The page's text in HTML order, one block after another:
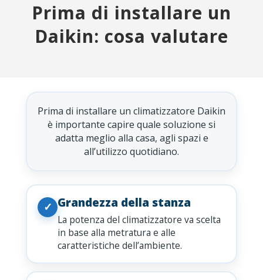
Prima di installare un
Daikin: cosa valutare
Prima di installare un climatizzatore Daikin
è importante capire quale soluzione si
adatta meglio alla casa, agli spazi e
all’utilizzo quotidiano.
✓ Grandezza della stanza
La potenza del climatizzatore va scelta
in base alla metratura e alle
caratteristiche dell’ambiente.